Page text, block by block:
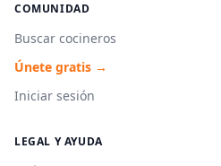
COMUNIDAD
Buscar cocineros
Únete gratis →
Iniciar sesión
LEGAL Y AYUDA